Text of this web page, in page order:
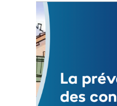
Statut de l’élu local
3 avril 2024
Mise à jour avril 2024
FEUILLETER